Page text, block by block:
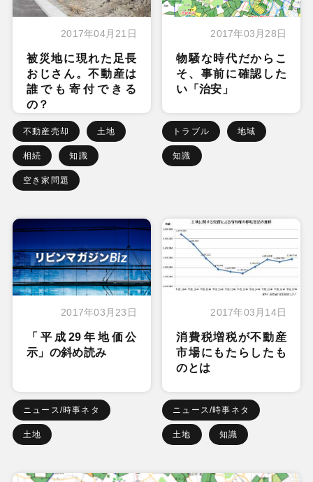
2017年04月21日
被災地に現れた足長
おじさん。不動産は
誰でも寄付できる
の？
不動産売却 土地
相続 知識
空き家問題
2017年03月28日
物騒な時代だからこ
そ、事前に確認した
い「治安」
トラブル 地域
知識
2017年03月23日
「平成29年地価公
示」の斜め読み
ニュース/時事ネタ
土地
2017年03月14日
消費税増税が不動産
市場にもたらしたも
のとは
ニュース/時事ネタ
土地 知識